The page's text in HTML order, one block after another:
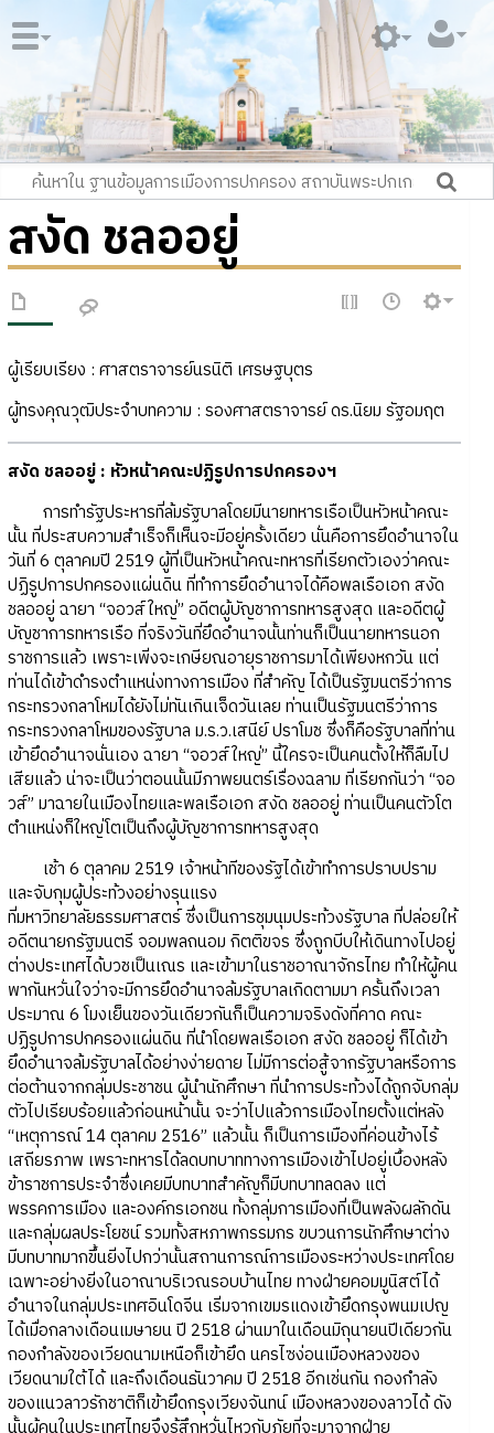
สงัด ชลออยู่
ผู้เรียบเรียง : ศาสตราจารย์นรนิติ เศรษฐบุตร
ผู้ทรงคุณวุฒิประจำบทความ : รองศาสตราจารย์ ดร.นิยม รัฐอมฤต
สงัด ชลออยู่ : หัวหน้าคณะปฏิรูปการปกครองฯ
การทำรัฐประหารที่ล้มรัฐบาลโดยมีนายทหารเรือเป็นหัวหน้าคณะ
นั้น ที่ประสบความสำเร็จก็เห็นจะมีอยู่ครั้งเดียว นั่นคือการยึดอำนาจใน
วันที่ 6 ตุลาคมปี 2519 ผู้ที่เป็นหัวหน้าคณะทหารที่เรียกตัวเองว่าคณะ
ปฏิรูปการปกครองแผ่นดิน ที่ทำการยึดอำนาจได้คือพลเรือเอก สงัด
ชลออยู่ ฉายา “จอวส์ใหญ่” อดีตผู้บัญชาการทหารสูงสุด และอดีตผู้
บัญชาการทหารเรือ ที่จริงวันที่ยึดอำนาจนั้นท่านก็เป็นนายทหารนอก
ราชการแล้ว เพราะเพิ่งจะเกษียณอายุราชการมาได้เพียงหกวัน แต่
ท่านได้เข้าดำรงตำแหน่งทางการเมือง ที่สำคัญ ได้เป็นรัฐมนตรีว่าการ
กระทรวงกลาโหมได้ยังไม่ทันเกินเจ็ดวันเลย ท่านเป็นรัฐมนตรีว่าการ
กระทรวงกลาโหมของรัฐบาล ม.ร.ว.เสนีย์ ปราโมช ซึ่งก็คือรัฐบาลที่ท่าน
เข้ายึดอำนาจนั่นเอง ฉายา “จอวส์ใหญ่” นี้ใครจะเป็นคนตั้งให้ก็ลืมไป
เสียแล้ว น่าจะเป็นว่าตอนนั้นมีภาพยนตร์เรื่องฉลาม ที่เรียกกันว่า “จอ
วส์” มาฉายในเมืองไทยและพลเรือเอก สงัด ชลออยู่ ท่านเป็นคนตัวโต
ตำแหน่งก็ใหญ่โตเป็นถึงผู้บัญชาการทหารสูงสุด
เช้า 6 ตุลาคม 2519 เจ้าหน้าทีของรัฐได้เข้าทำการปราบปราม
และจับกุมผู้ประท้วงอย่างรุนแรง
ที่มหาวิทยาลัยธรรมศาสตร์ ซึ่งเป็นการชุมนุมประท้วงรัฐบาล ที่ปล่อยให้
อดีตนายกรัฐมนตรี จอมพลถนอม กิตติขจร ซึ่งถูกบีบให้เดินทางไปอยู่
ต่างประเทศได้บวชเป็นเณร และเข้ามาในราชอาณาจักรไทย ทำให้ผู้คน
พากันหวั่นใจว่าจะมีการยึดอำนาจล้มรัฐบาลเกิดตามมา ครั้นถึงเวลา
ประมาณ 6 โมงเย็นของวันเดียวกันก็เป็นความจริงดังที่คาด คณะ
ปฏิรูปการปกครองแผ่นดิน ที่นำโดยพลเรือเอก สงัด ชลออยู่ ก็ได้เข้า
ยึดอำนาจล้มรัฐบาลได้อย่างง่ายดาย ไม่มีการต่อสู้จากรัฐบาลหรือการ
ต่อต้านจากกลุ่มประชาชน ผู้นำนักศึกษา ที่นำการประท้วงได้ถูกจับกลุ่ม
ตัวไปเรียบร้อยแล้วก่อนหน้านั้น จะว่าไปแล้วการเมืองไทยตั้งแต่หลัง
“เหตุการณ์ 14 ตุลาคม 2516” แล้วนั้น ก็เป็นการเมืองที่ค่อนข้างไร้
เสถียรภาพ เพราะทหารได้ลดบทบาททางการเมืองเข้าไปอยู่เบื้องหลัง
ข้าราชการประจำซึ่งเคยมีบทบาทสำคัญก็มีบทบาทลดลง แต่
พรรคการเมือง และองค์กรเอกชน ทั้งกลุ่มการเมืองที่เป็นพลังผลักดัน
และกลุ่มผลประโยชน์ รวมทั้งสหภาพกรรมกร ขบวนการนักศึกษาต่าง
มีบทบาทมากขึ้นยิ่งไปกว่านั้นสถานการณ์การเมืองระหว่างประเทศโดย
เฉพาะอย่างยิ่งในอาณาบริเวณรอบบ้านไทย ทางฝ่ายคอมมูนิสต์ได้
อำนาจในกลุ่มประเทศอินโดจีน เริ่มจากเขมรแดงเข้ายึดกรุงพนมเปญ
ได้เมื่อกลางเดือนเมษายน ปี 2518 ผ่านมาในเดือนมิถุนายนปีเดียวกัน
กองกำลังของเวียดนามเหนือก็เข้ายึด นครไซง่อนเมืองหลวงของ
เวียดนามใต้ได้ และถึงเดือนธันวาคม ปี 2518 อีกเช่นกัน กองกำลัง
ของแนวลาวรักชาติก็เข้ายึดกรุงเวียงจันทน์ เมืองหลวงของลาวได้ ดัง